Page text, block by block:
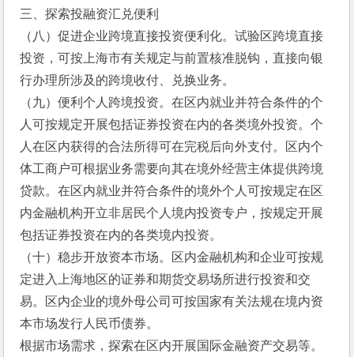
三、探索投融资汇兑便利
（八）促进企业跨境直接投资便利化。试验区跨境直接
投资，可按上海市有关规定与前置核准脱钩，直接向银
行办理所涉及的跨境收付、兑换业务。
（九）便利个人跨境投资。在区内就业并符合条件的个
人可按规定开展包括证券投资在内的各类境外投资。个
人在区内获得的合法所得可在完税后向外支付。区内个
体工商户可根据业务需要向其在境外经营主体提供跨境
贷款。在区内就业并符合条件的境外个人可按规定在区
内金融机构开立非居民个人境内投资专户，按规定开展
包括证券投资在内的各类境内投资。
（十）稳步开放资本市场。区内金融机构和企业可按规
定进入上海地区的证券和期货交易场所进行投资和交
易。区内企业的境外母公司可按国家有关法规在境内资
本市场发行人民币债券。
根据市场需求，探索在区内开展国际金融资产交易等。